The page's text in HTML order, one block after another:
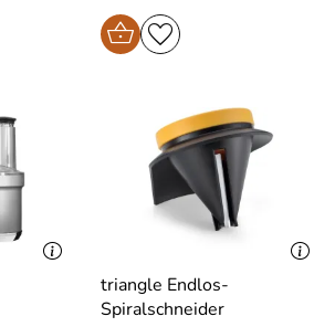
triangle Endlos-
Spiralschneider